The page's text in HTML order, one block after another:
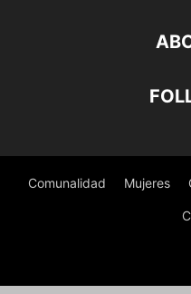
Comunalidad Mujeres